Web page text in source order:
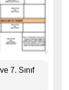
7. Sınıf